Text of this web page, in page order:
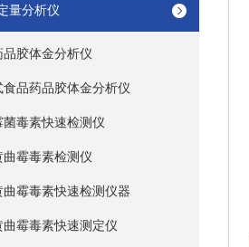
量分析仪
品胶体金分析仪
食品药品胶体金分析仪
菌毒素快速检测仪
曲霉毒素检测仪
曲霉毒素快速检测仪器
曲霉毒素快速测定仪